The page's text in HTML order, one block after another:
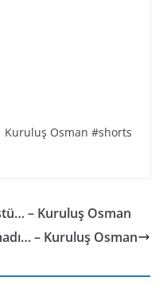
Kuruluş Osman #shorts
– Kuruluş Osman
– Kuruluş Osman